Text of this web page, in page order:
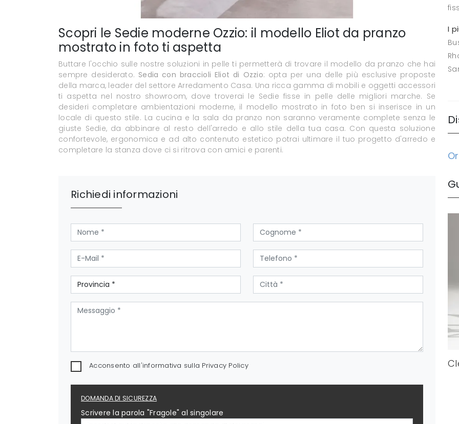
Scopri le Sedie moderne Ozzio: il modello Eliot da pranzo
mostrato in foto ti aspetta
Buttare l'occhio sulle nostre soluzioni in pelle ti permetterà di trovare il modello da pranzo che hai
sempre desiderato. Sedia con braccioli Eliot di Ozzio: opta per una delle più esclusive proposte
della marca, leader del settore Arredamento Casa. Una ricca gamma di mobili e oggetti accessori
ti aspetta nel nostro showroom, dove troverai le Sedie fisse in pelle delle migliori marche. Se
desideri completare ambientazioni moderne, il modello mostrato in foto ben si inserisce in un
locale di questo stile. La cucina e la sala da pranzo non saranno veramente complete senza le
giuste Sedie, da abbinare al resto dell'arredo e allo stile della tua casa. Con questa soluzione
confortevole, ergonomica e ad alto contenuto estetico potrai ultimare il tuo progetto d'arredo e
completare la stanza dove ci si ritrova con amici e parenti.
Richiedi informazioni
Acconsento all'informativa sulla Privacy Policy
DOMANDA DI SICUREZZA
Scrivere la parola "Fragole" al singolare
I